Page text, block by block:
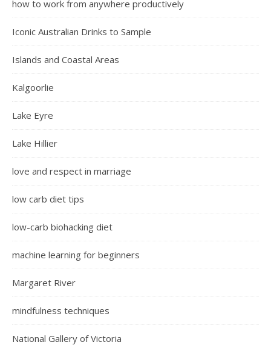
how to work from anywhere productively
Iconic Australian Drinks to Sample
Islands and Coastal Areas
Kalgoorlie
Lake Eyre
Lake Hillier
love and respect in marriage
low carb diet tips
low-carb biohacking diet
machine learning for beginners
Margaret River
mindfulness techniques
National Gallery of Victoria